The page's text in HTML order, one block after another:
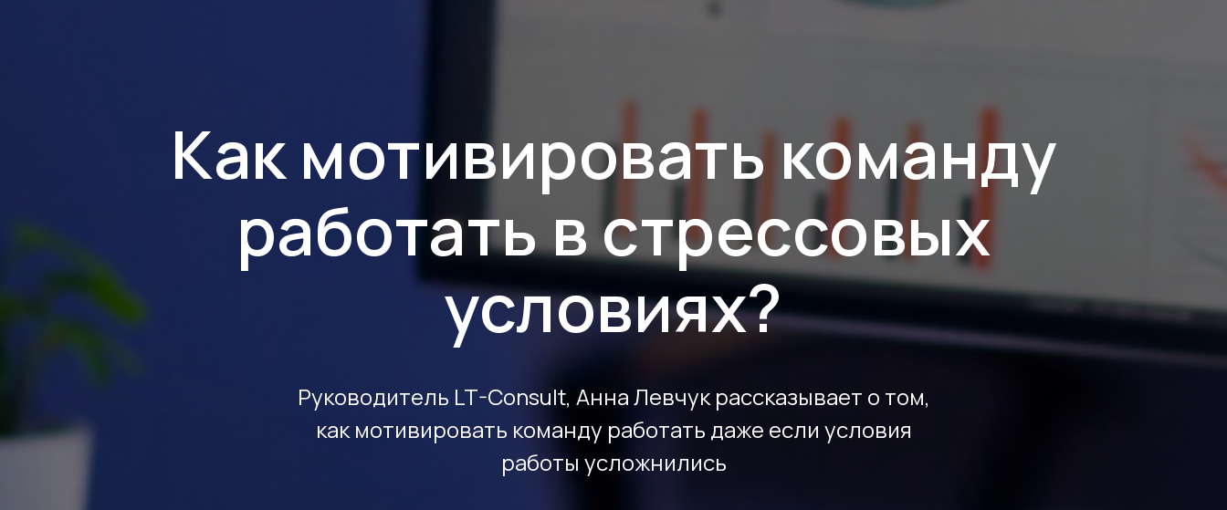
Как мотивировать команду
работать в стрессовых
условиях?
Руководитель LT-Consult, Анна Левчук рассказывает о том,
как мотивировать команду работать даже если условия
работы усложнились